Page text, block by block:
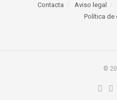
Contacta Aviso legal
Política de
©